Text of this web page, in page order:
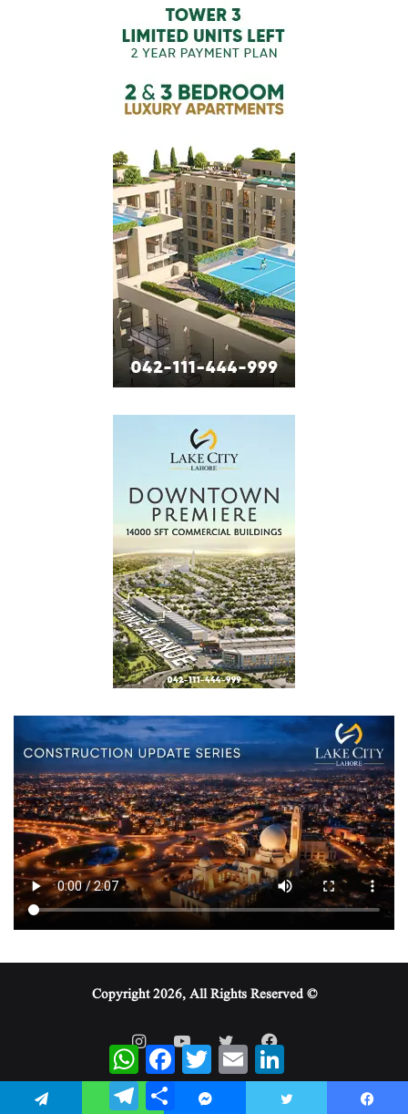
© Copyright 2026, All Rights Reserved
WhatsAppFacebookTwitterEmail
LinkedIn
TelegramShare